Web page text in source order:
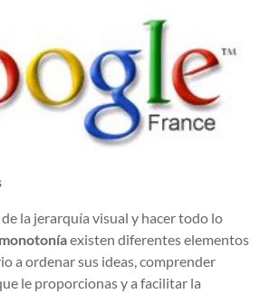
la jerarquía visual y hacer todo lo
existen diferentes elementos
a ordenar sus ideas, comprender
le proporcionas y a facilitar la